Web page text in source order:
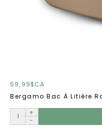
59,99$CA
Bergamo Bac À Litière
+
-